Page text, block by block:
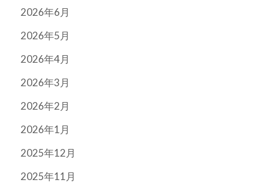
2026年6月
2026年5月
2026年4月
2026年3月
2026年2月
2026年1月
2025年12月
2025年11月